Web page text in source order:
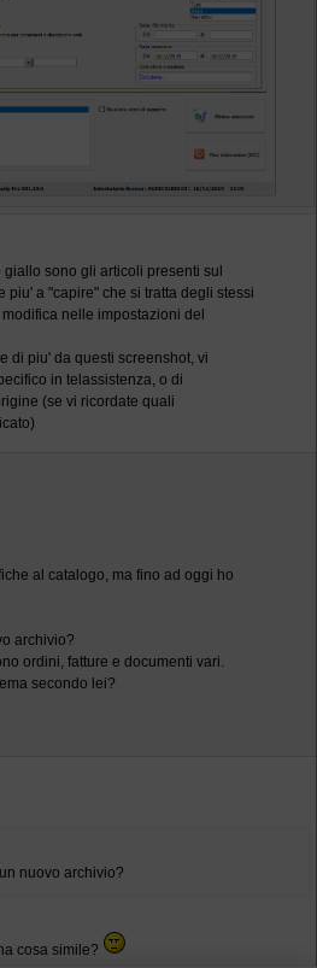
sono gli articoli presenti sul
piu' a "capire" che si tratta degli stessi
nelle impostazioni del
di piu' da questi screenshot, vi
in telassistenza, o di
(se vi ricordate quali
al catalogo, ma fino ad oggi ho
archivio?
ordini, fatture e documenti vari.
secondo lei?
nuovo archivio?
cosa simile?